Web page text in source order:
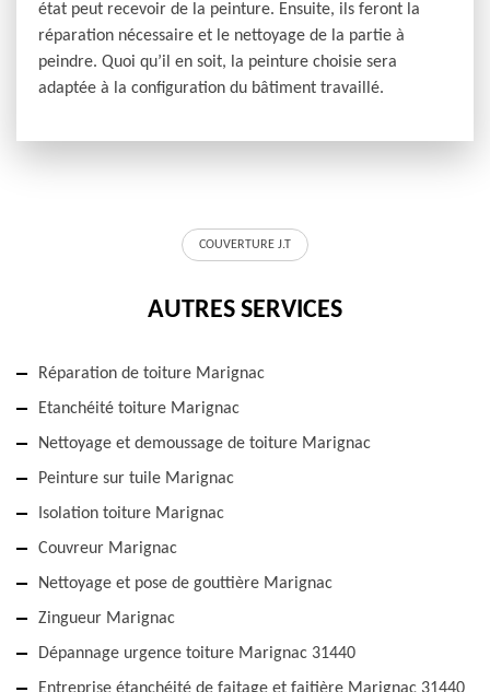
état peut recevoir de la peinture. Ensuite, ils feront la
réparation nécessaire et le nettoyage de la partie à
peindre. Quoi qu’il en soit, la peinture choisie sera
adaptée à la configuration du bâtiment travaillé.
COUVERTURE J.T
AUTRES SERVICES
Réparation de toiture Marignac
Etanchéité toiture Marignac
Nettoyage et demoussage de toiture Marignac
Peinture sur tuile Marignac
Isolation toiture Marignac
Couvreur Marignac
Nettoyage et pose de gouttière Marignac
Zingueur Marignac
Dépannage urgence toiture Marignac 31440